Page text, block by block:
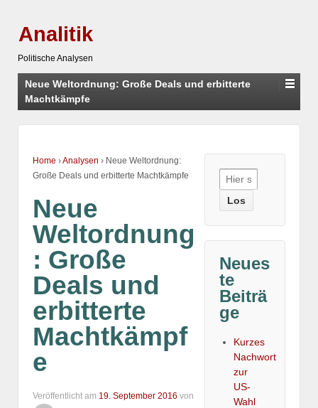
Analitik
Politische Analysen
Neue Weltordnung: Große Deals und erbitterte
Machtkämpfe
Home ›Analysen › Neue Weltordnung:
Große Deals und erbitterte Machtkämpfe
Neue
Weltordnung
: Große
Deals und
erbitterte
Machtkämpf
e
Veröffentlicht am 19. September 2016 von
Suche
nach:
Neues
te
Beiträ
ge
Kurzes
Nachwort
zur
US-
Wahl